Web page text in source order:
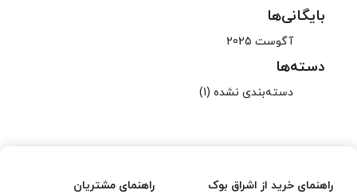
بایگانی‌ها
آگوست 2025
دسته‌ها
دسته‌بندی نشده (1)
راهنمای خرید از اشراق بوک راهنمای مشتریان